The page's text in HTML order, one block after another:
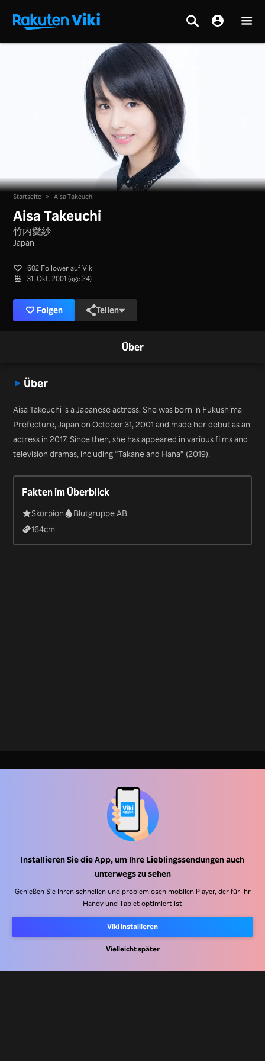
Installieren Sie die App, um Ihre Lieblingssendungen auch
unterwegs zu sehen
Genießen Sie Ihren schnellen und problemlosen mobilen Player, der für Ihr
Handy und Tablet optimiert ist
Viki installieren
Vielleicht später
Startseite > Aisa Takeuchi
Aisa Takeuchi
竹内愛紗
Japan
602 Follower auf Viki
31. Okt. 2001 (age 24)
Folgen Teilen
Über
Über
Aisa Takeuchi is a Japanese actress. She was born in Fukushima
Prefecture, Japan on October 31, 2001 and made her debut as an
actress in 2017. Since then, she has appeared in various films and
television dramas, including “Takane and Hana” (2019).
Fakten im Überblick
Skorpion
Blutgruppe AB
164cm
Hilfe Center